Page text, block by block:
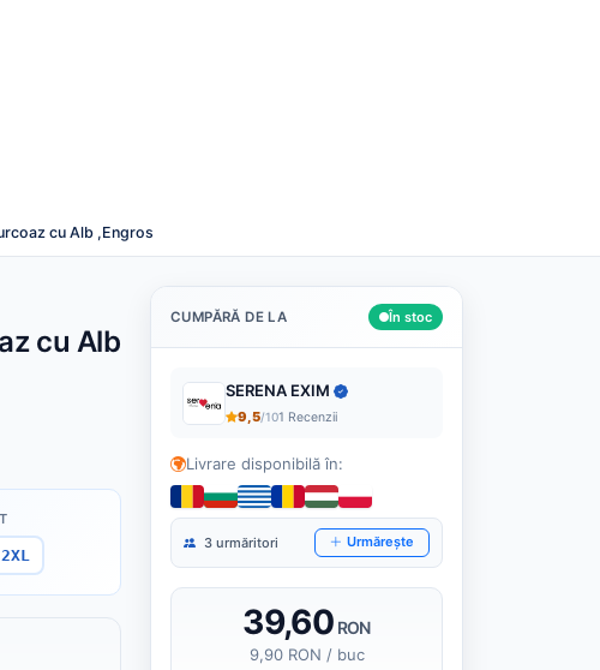
cu Alb ,Engros
cu Alb
CUMPĂRĂ DE LA În stoc
SERENA EXIM
9,5/101 Recenzii
Livrare disponibilă în:
3 urmăritori Urmărește
39,60 RON
9,90 RON / buc